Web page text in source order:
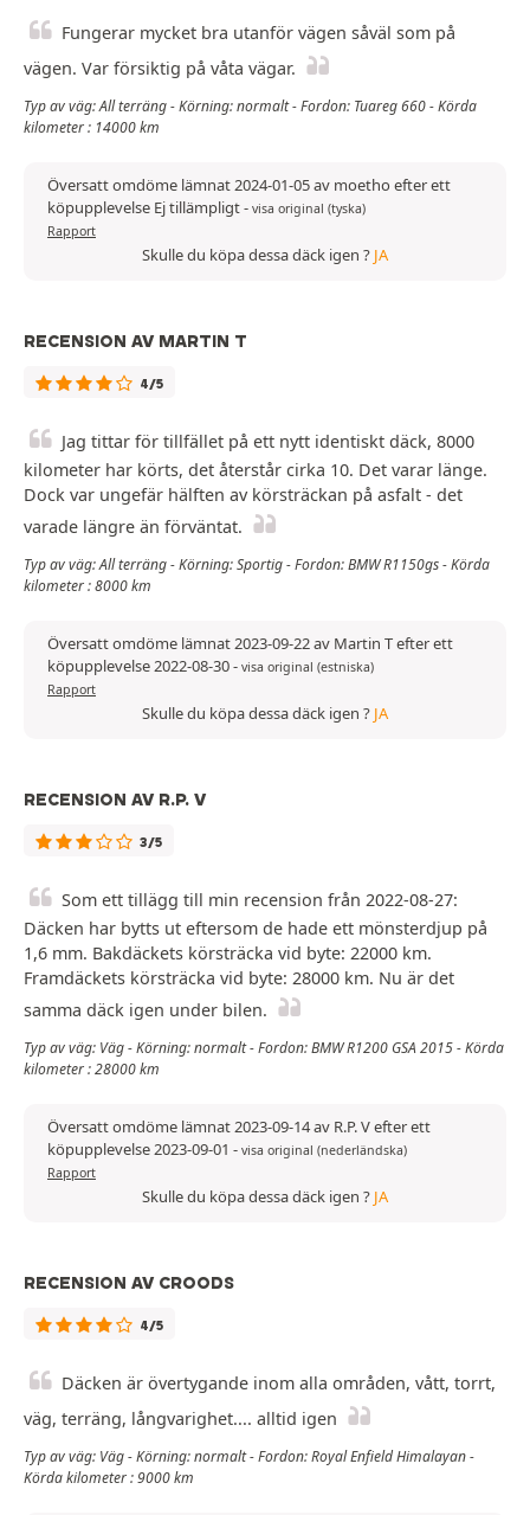
Fungerar mycket bra utanför vägen såväl som på
vägen. Var försiktig på våta vägar.
Typ av väg: All terräng - Körning: normalt - Fordon: Tuareg 660 - Körda
kilometer : 14000 km
Översatt omdöme lämnat 2024-01-05 av moetho efter ett
köpupplevelse Ej tillämpligt- visa original (tyska)
Rapport
Skulle du köpa dessa däck igen ? JA
RECENSION AV MARTIN T
4/5
Jag tittar för tillfället på ett nytt identiskt däck, 8000
kilometer har körts, det återstår cirka 10. Det varar länge.
Dock var ungefär hälften av körsträckan på asfalt - det
varade längre än förväntat.
Typ av väg: All terräng - Körning: Sportig - Fordon: BMW R1150gs - Körda
kilometer : 8000 km
Översatt omdöme lämnat 2023-09-22 av Martin T efter ett
köpupplevelse 2022-08-30- visa original (estniska)
Rapport
Skulle du köpa dessa däck igen ? JA
RECENSION AV R.P. V
3/5
Som ett tillägg till min recension från 2022-08-27:
Däcken har bytts ut eftersom de hade ett mönsterdjup på
1,6 mm. Bakdäckets körsträcka vid byte: 22000 km.
Framdäckets körsträcka vid byte: 28000 km. Nu är det
samma däck igen under bilen.
Typ av väg: Väg - Körning: normalt - Fordon: BMW R1200 GSA 2015 - Körda
kilometer : 28000 km
Översatt omdöme lämnat 2023-09-14 av R.P. V efter ett
köpupplevelse 2023-09-01 - visa original (nederländska)
Rapport
Skulle du köpa dessa däck igen ? JA
RECENSION AV CROODS
4/5
Däcken är övertygande inom alla områden, vått, torrt,
väg, terräng, långvarighet.... alltid igen
Typ av väg: Väg - Körning: normalt - Fordon: Royal Enfield Himalayan -
Körda kilometer : 9000 km